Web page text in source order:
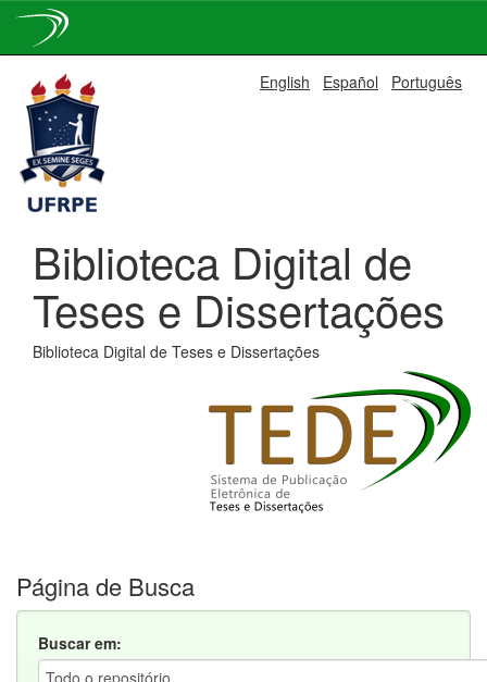
navigation
English Español Português
Biblioteca Digital de
Teses e Dissertações
Biblioteca Digital de Teses e Dissertações
Página de Busca
Buscar em: